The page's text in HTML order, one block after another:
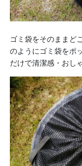
ゴミ袋をそのままど
のようにゴミ袋をポ
だけで清潔感・おし